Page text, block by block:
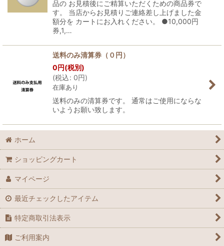
品の お見積後にご精算いただくための商品券で
す。 当店からお見積りご連絡差し上げました金
額分を カートにお入れください。 ●10,000円
券,1,…
送料のみ清算券（０円）
0円(税別)
(税込: 0円)
在庫あり
送料のみの清算券です。 通常はご使用にならな
いようお願い致します。
ホーム
ショッピングカート
マイページ
最近チェックしたアイテム
特定商取引法表示
ご利用案内